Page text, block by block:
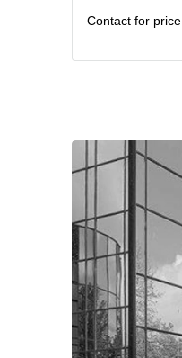
Contact for price